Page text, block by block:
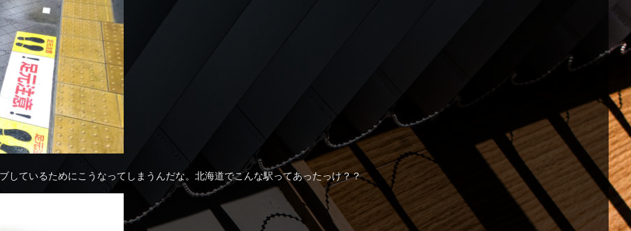
しているためにこうなってしまうんだな。北海道でこんな駅ってあったっけ？？